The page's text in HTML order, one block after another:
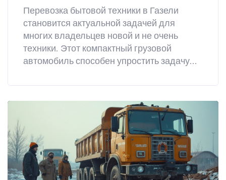
Перевозка бытовой техники в Газели
становится актуальной задачей для
многих владельцев новой и не очень
техники. Этот компактный грузовой
автомобиль способен упростить задачу
нюансы и правила следуют учитывать при
погрузке и закреплении устройств. Знание
подходящих методов защиты техники от
повреждений может значительно
сократить риск нежелательных сюрпризов
по прибытии. В статье мы разберёмся, как
правильно и безопасно перевозить
бытовую технику в Газели.